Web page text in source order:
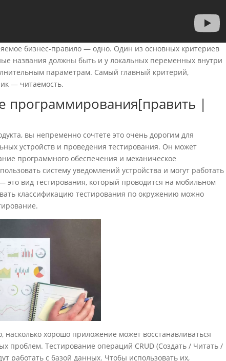
бизнес-правило — одно. Один из основных критериев
названия должны быть и у локальных переменных внутри
параметрам. Самый главный критерий,
— читаемость.
программирования[править |
вы непременно сочтете это очень дорогим для
устройств и проведения тестирования. Он может
программного обеспечения и механическое
систему уведомлений устройства и могут работать
вид тестирования, который проводится на мобильном
классификацию тестирования по окружению можно
насколько хорошо приложение может восстанавливаться
проблем. Тестирование операций CRUD (Создать / Читать /
работать с базой данных. Чтобы использовать их,